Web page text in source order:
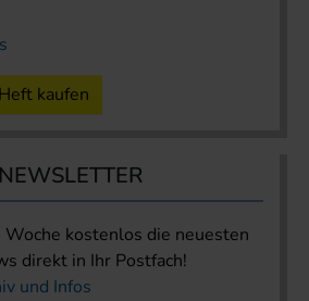
Heft kaufen
Woche kostenlos die neuesten
direkt in Ihr Postfach!
und Infos